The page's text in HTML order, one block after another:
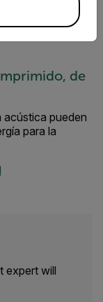
de
acústica pueden
para la
expert will